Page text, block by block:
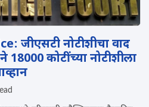
जीएसटी नोटीशीचा वाद
18000 कोटींच्या नोटीशीला